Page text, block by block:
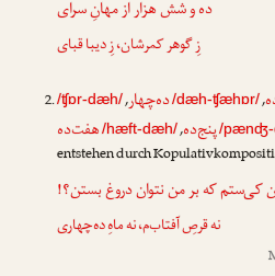
ده و شش هزار از مهانِ سرای
زِ گوهر کمرشان، زِ دیبا قبای
/ʧɒr-dæh/ ,
/dæh-ʧæhɒr/ده‌چهار,
/پنج‌ده,
/hæft-dæh/ هفت‌ده
entstehen durch
کی‌ستم که بر من نتوان دروغ بستن؟!
نه قرصِ آفتاب‌م، نه ماهِ ده‌چهاری